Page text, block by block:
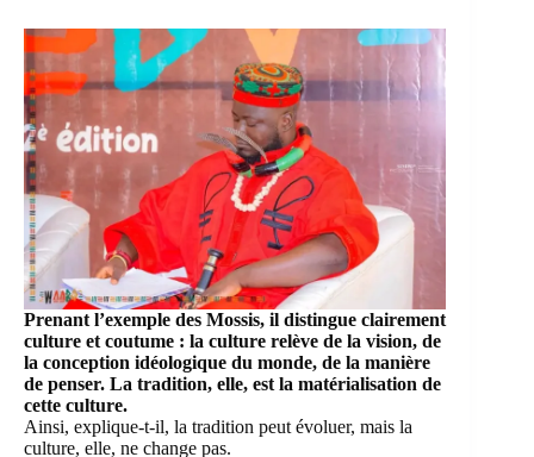
Prenant l’exemple des Mossis, il distingue clairement
culture et coutume : la culture relève de la vision, de
la conception idéologique du monde, de la manière
de penser. La tradition, elle, est la matérialisation de
cette culture.
Ainsi, explique-t-il, la tradition peut évoluer, mais la
culture, elle, ne change pas.